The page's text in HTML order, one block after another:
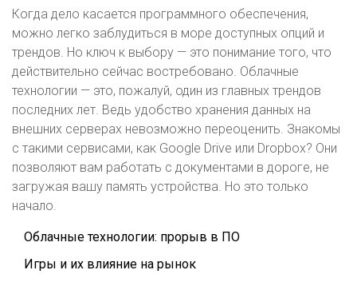
Когда дело касается программного обеспечения,
можно легко заблудиться в море доступных опций и
трендов. Но ключ к выбору — это понимание того, что
действительно сейчас востребовано. Облачные
технологии — это, пожалуй, один из главных трендов
последних лет. Ведь удобство хранения данных на
внешних серверах невозможно переоценить. Знакомы
с такими сервисами, как Google Drive или Dropbox? Они
позволяют вам работать с документами в дороге, не
загружая вашу память устройства. Но это только
начало.
Облачные технологии: прорыв в ПО
Игры и их влияние на рынок